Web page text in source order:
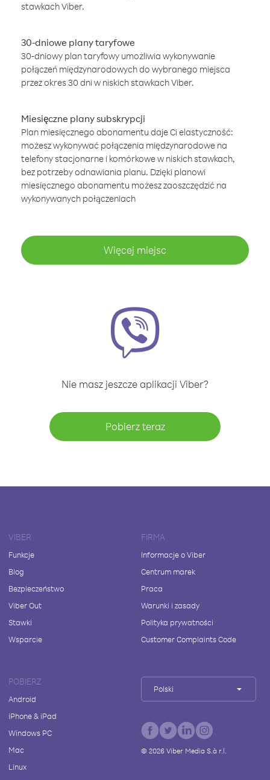
stawkach Viber.
30-dniowe plany taryfowe
30-dniowy plan taryfowy umożliwia wykonywanie
połączeń międzynarodowych do wybranego miejsca
przez okres 30 dni w niskich stawkach Viber.
Miesięczne plany subskrypcji
Plan miesięcznego abonamentu daje Ci elastyczność:
możesz wykonywać połączenia międzynarodowe na
telefony stacjonarne i komórkowe w niskich stawkach,
bez potrzeby odnawiania planu. Dzięki planowi
miesięcznego abonamentu możesz zaoszczędzić na
wykonywanych połączeniach
Więcej miejsc
Nie masz jeszcze aplikacji Viber?
Pobierz teraz
VIBER
Funkcje
Blog
Bezpieczeństwo
Viber Out
Stawki
Wsparcie
FIRMA
Informacje o Viber
Centrum marek
Praca
Warunki i zasady
Polityka prywatności
Customer Complaints Code
POBIERZ
Android
iPhone & iPad
Windows PC
Mac
Linux
Polski
© 2026Viber Media S.à r.l.